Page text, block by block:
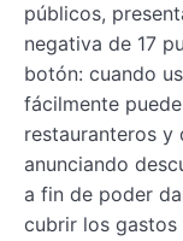
públicos,
negativa de 17
botón: cuando
fácilmente
restauranteros y
anunciando
a fin de poder
cubrir los